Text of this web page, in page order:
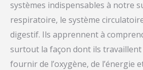
systèmes indispensables à notre
respiratoire, le système
digestif. Ils apprennent à
surtout la façon dont ils
fournir de l’oxygène, de l’énergie